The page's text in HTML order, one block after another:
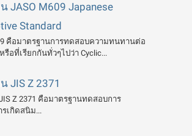
JASO M609 Japanese
Standard
คือมาตรฐานการทดสอบความทนทานต่อ
รือที่เรียกกันทั่วๆไปว่า Cyclic...
JIS Z 2371
Z 2371 คือมาตรฐานทดสอบการ
เกิดสนิม...